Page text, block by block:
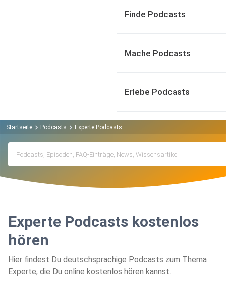
Finde Podcasts
Mache Podcasts
Erlebe Podcasts
Startseite Podcasts Experte Podcasts
Experte Podcasts kostenlos
hören
Hier findest Du deutschsprachige Podcasts zum Thema
Experte, die Du online kostenlos hören kannst.